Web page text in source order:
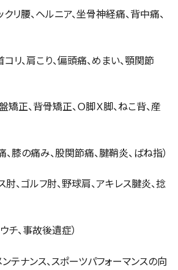
クリ腰、ヘルニア、坐骨神経痛、背中痛、
コリ、肩こり、偏頭痛、めまい、顎関節
矯正、背骨矯正、Ｏ脚Ｘ脚、ねこ背、産
、膝の痛み、股関節痛、腱鞘炎、ばね指）
肘、ゴルフ肘、野球肩、アキレス腱炎、捻
チ、事故後遺症）
テナンス、スポーツパフォーマンスの向